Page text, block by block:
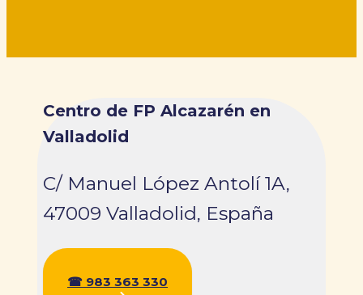
Centro de FP Alcazarén en
Valladolid
C/ Manuel López Antolí 1A,
47009 Valladolid, España
☎ 983 363 330